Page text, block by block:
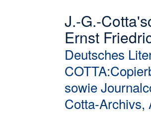
J.-G.-
Ernst
Deutsches
sowie
Cotta-Archivs,